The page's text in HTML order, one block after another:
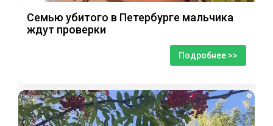
Семью убитого в Петербурге мальчика
ждут проверки
Подробнее >>
i